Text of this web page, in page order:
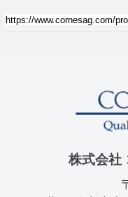
株式会社